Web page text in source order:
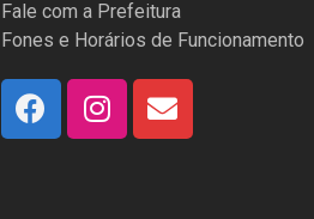
Fale com a Prefeitura
Fones e Horários de Funcionamento